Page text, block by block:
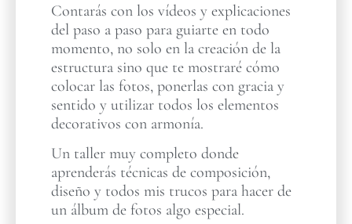
Contarás con los vídeos y explicaciones
del paso a paso para guiarte en todo
momento, no solo en la creación de la
estructura sino que te mostraré cómo
colocar las fotos, ponerlas con gracia y
sentido y utilizar todos los elementos
decorativos con armonía.
Un taller muy completo donde
aprenderás técnicas de composición,
diseño y todos mis trucos para hacer de
un álbum de fotos algo especial.